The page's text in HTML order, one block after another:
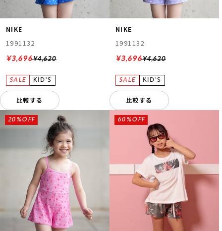
NIKE
1991132
¥4,620
¥3,696
比較する
NIKE
1991132
¥4,620
¥3,696
比較する
20%OFF 60%OFF